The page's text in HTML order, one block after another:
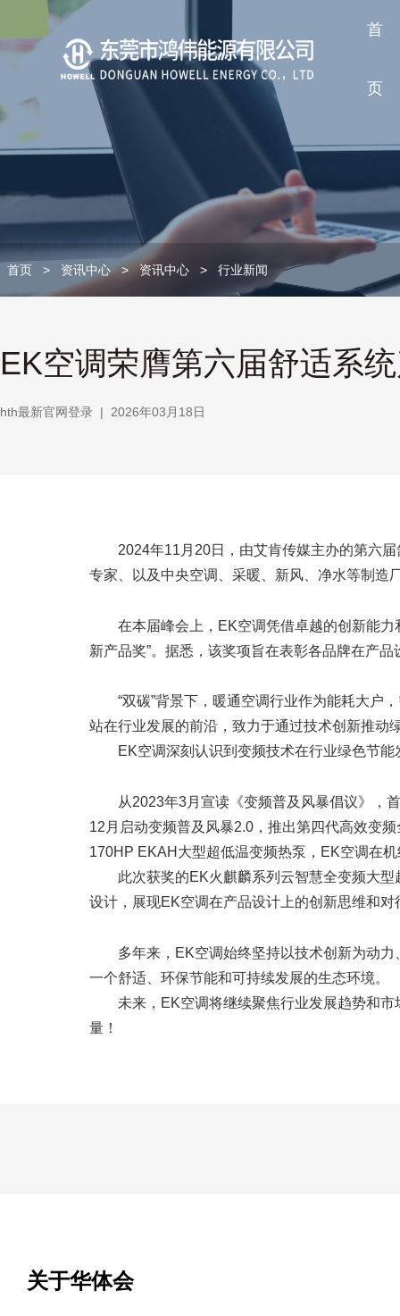
首
页
首页 > 资讯中心 > 资讯中心 > 行业新闻
EK空调荣膺第六届舒适系
hth最新官网登录 | 2026年03月18日
2024年11月20日，由艾肯传媒主办的第六
专家、以及中央空调、采暖、新风、净水等制造
在本届峰会上，EK空调凭借卓越的创新能
新产品奖”。据悉，该奖项旨在表彰各品牌在产
“双碳”背景下，暖通空调行业作为能耗大户
站在行业发展的前沿，致力于通过技术创新推动
EK空调深刻认识到变频技术在行业绿色节
从2023年3月宣读《变频普及风暴倡议》，
12月启动变频普及风暴2.0，推出第四代高效变
170HP EKAH大型超低温变频热泵，EK空调在
此次获奖的EK火麒麟系列云智慧全变频大
设计，展现EK空调在产品设计上的创新思维和
多年来，EK空调始终坚持以技术创新为动
一个舒适、环保节能和可持续发展的生态环境。
未来，EK空调将继续聚焦行业发展趋势和
量！
关于华体会